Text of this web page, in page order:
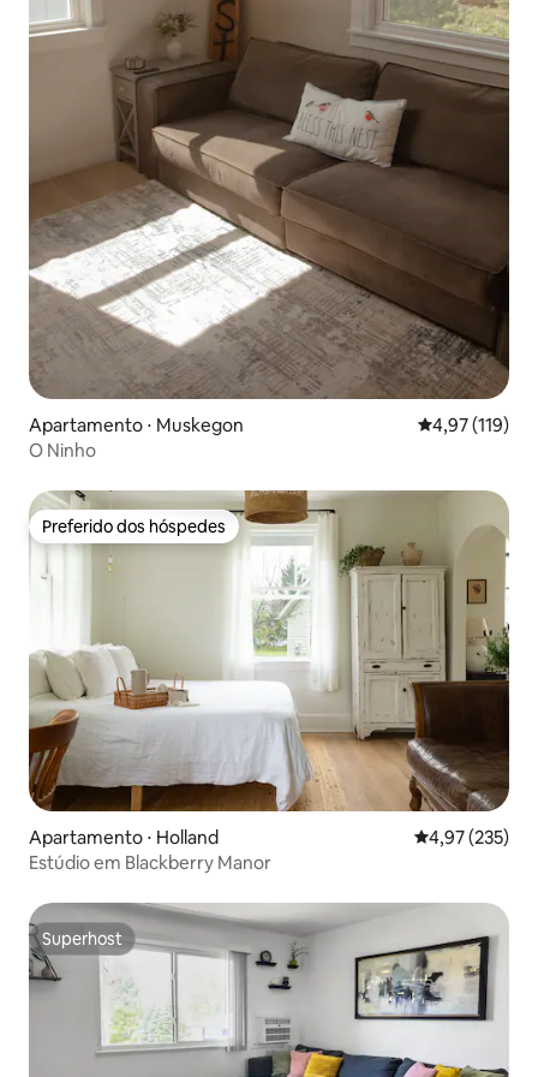
Apartamento ⋅ Muskegon 4,97 de uma
4,97 (119)
O Ninho
Preferido dos hóspedes
Preferido dos hóspedes
Apartamento ⋅ Holland 4,97 de uma
4,97 (235)
Estúdio em Blackberry Manor
Superhost
Superhost